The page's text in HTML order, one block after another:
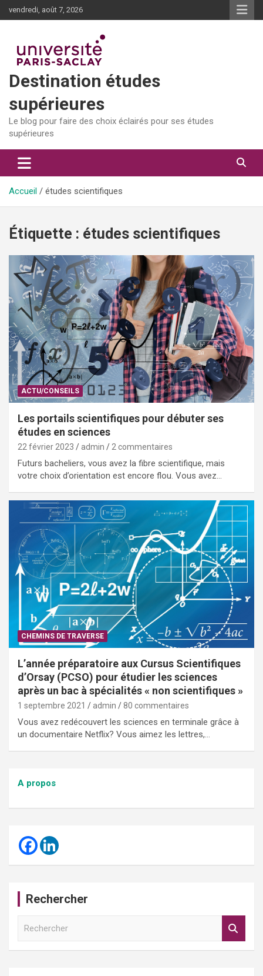
au
vendredi, août 7, 2026
Destination études
supérieures
Le blog pour faire des choix éclairés pour ses études
supérieures
Accueil études scientifiques
Étiquette : études scientifiques
ACTU/CONSEILS
Les portails scientifiques pour débuter ses
études en sciences
22 février 2023 admin 2 commentaires
Futurs bacheliers, vous avez la fibre scientifique, mais
votre choix d’orientation est encore flou. Vous avez…
CHEMINS DE TRAVERSE
L’année préparatoire aux Cursus Scientifiques
d’Orsay (PCSO) pour étudier les sciences
après un bac à spécialités « non scientifiques »
1 septembre 2021 admin 80 commentaires
Vous avez redécouvert les sciences en terminale grâce à
un documentaire Netflix? Vous aimez les lettres,…
A propos
Rechercher